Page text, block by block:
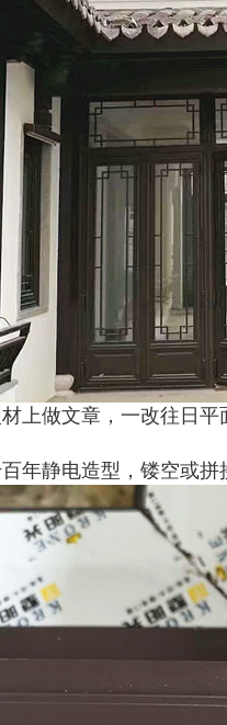
上做文章，一改往日
年静电造型，镂空或